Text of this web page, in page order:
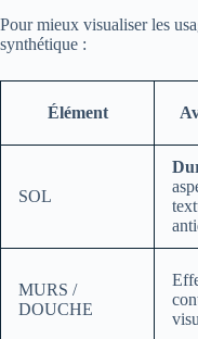
Pour mieux visualiser les
synthétique :
Élément
SOL
MURS /
DOUCHE